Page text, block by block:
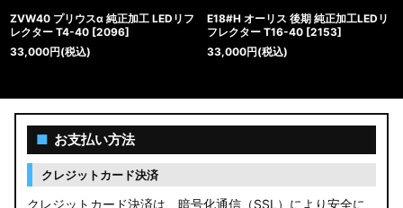
ZVW40 プリウスα 純正加工 LEDリフ
レクター T4-40 [2096]
33,000円(税込)
E18#H オーリス 後期 純正加工LEDリ
フレクター T16-40 [2153]
33,000円(税込)
■ お支払い方法
クレジットカード決済
クレジットカード決済は、暗号化通信（SSL）により安全に